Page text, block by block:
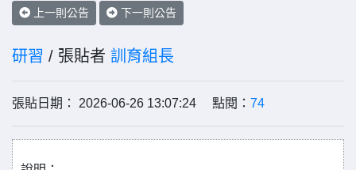
上一則公告 下一則公告
研習 / 張貼者 訓育組長
張貼日期： 2026-06-26 13:07:24 點閱： 74